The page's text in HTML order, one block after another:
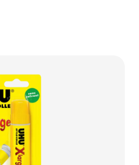
vos réalisations.